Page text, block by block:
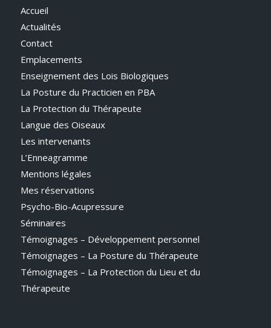
Accueil
Actualités
Contact
Emplacements
Enseignement des Lois Biologiques
La Posture du Practicien en PBA
La Protection du Thérapeute
Langue des Oiseaux
Les intervenants
L’Enneagramme
Mentions légales
Mes réservations
Psycho-Bio-Acupressure
Séminaires
Témoignages – Développement personnel
Témoignages – La Posture du Thérapeute
Témoignages – La Protection du Lieu et du
Thérapeute